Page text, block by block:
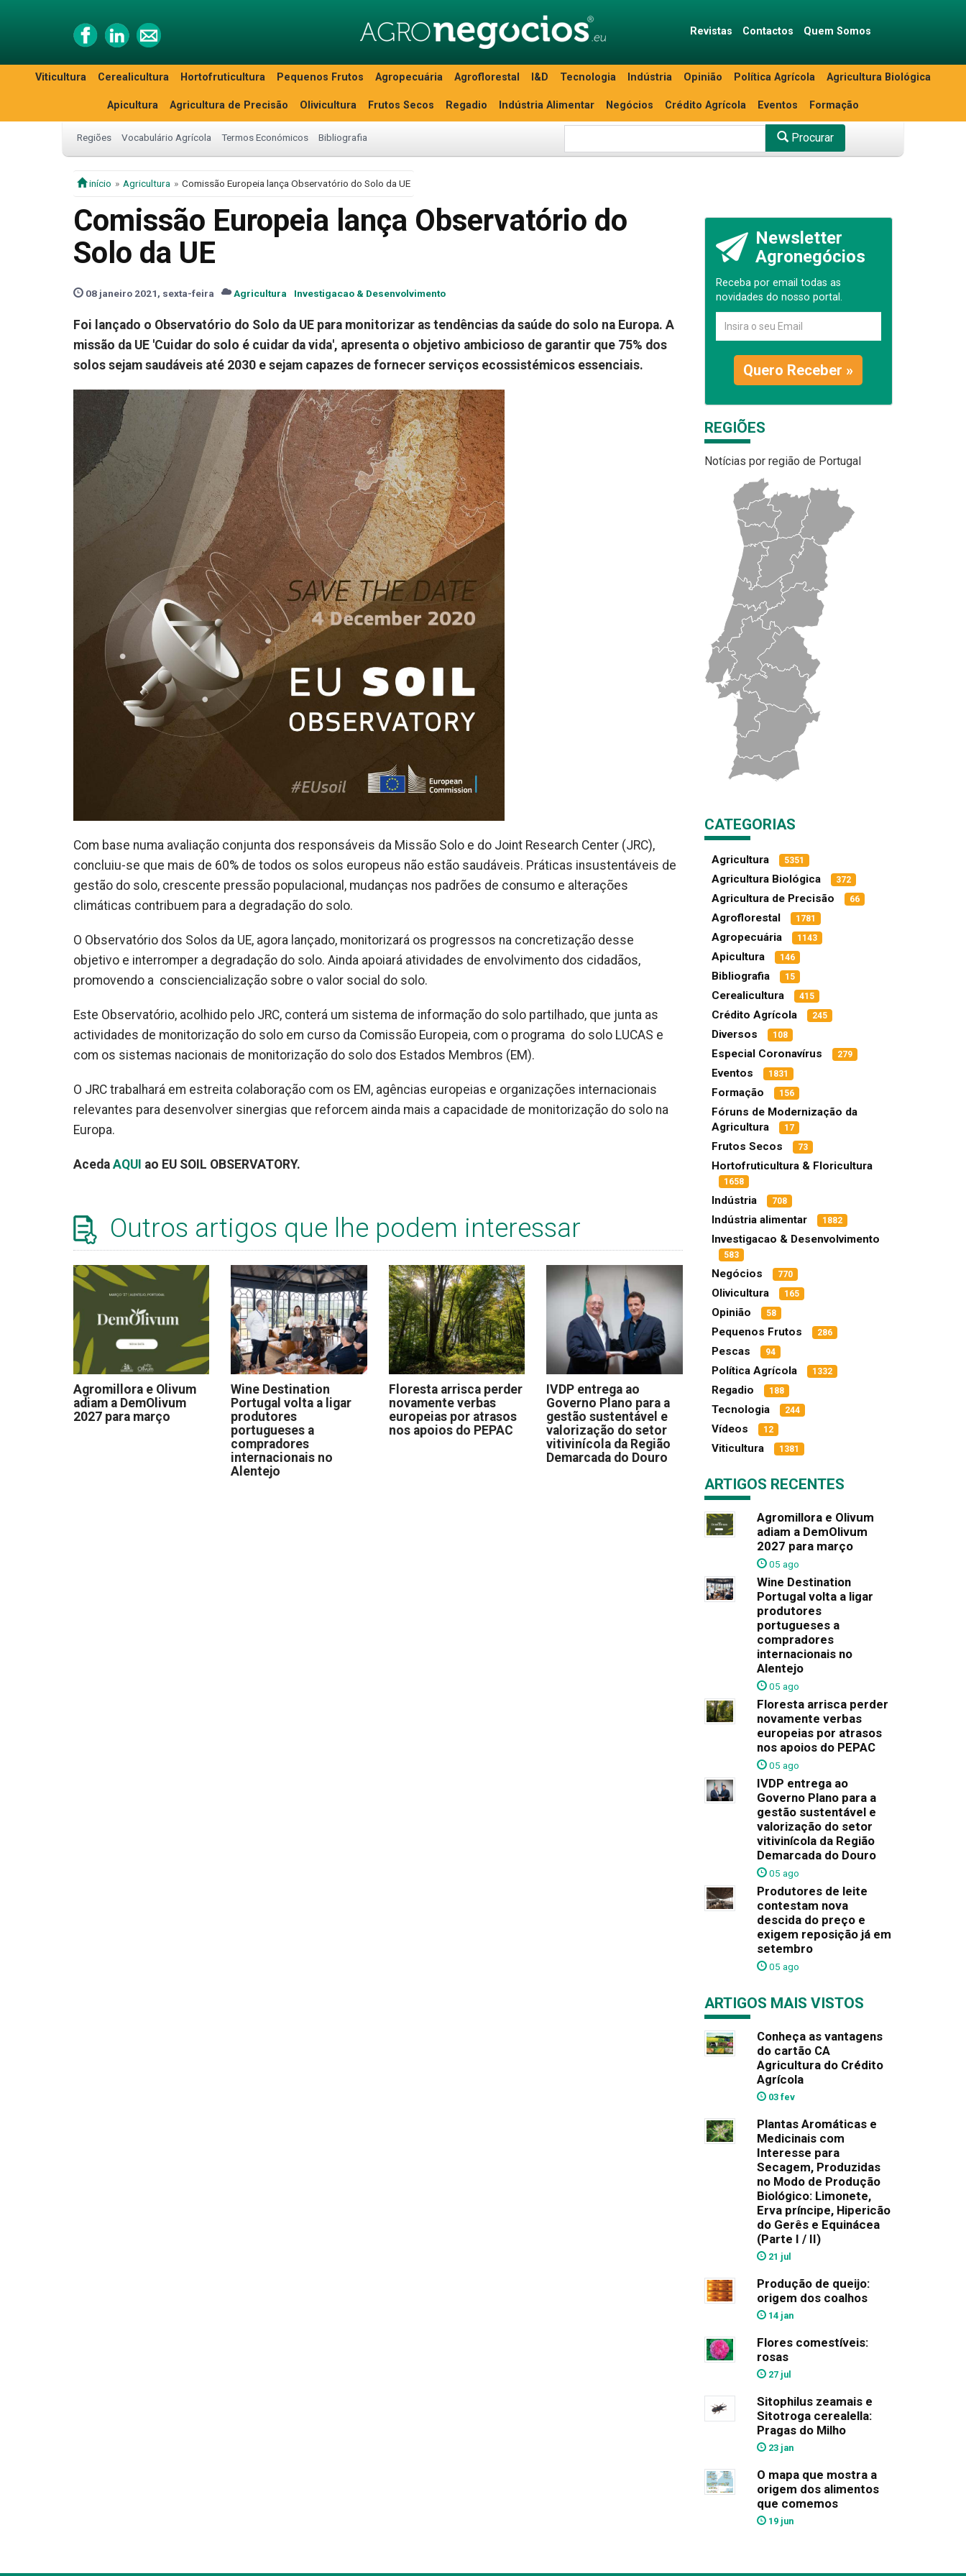
Revistas Contactos Quem Somos
Viticultura Cerealicultura Hortofruticultura Pequenos Frutos Agropecuária Agroflorestal I&D Tecnologia Indústria Opinião Política Agrícola Agricultura Biológica
Apicultura Agricultura de Precisão Olivicultura Frutos Secos Regadio Indústria Alimentar Negócios Crédito Agrícola Eventos Formação
Regiões Vocabulário Agrícola Termos Económicos Bibliografia Procurar
início Agricultura Comissão Europeia lança Observatório do Solo da UE
Comissão Europeia lança Observatório do
Solo da UE
08 janeiro 2021, sexta-feira Agricultura Investigacao & Desenvolvimento
Foi lançado o Observatório do Solo da UE para monitorizar as tendências da saúde do solo na Europa. A
missão da UE 'Cuidar do solo é cuidar da vida', apresenta o objetivo ambicioso de garantir que 75% dos
solos sejam saudáveis até 2030 e sejam capazes de fornecer serviços ecossistémicos essenciais.
Com base numa avaliação conjunta dos responsáveis da Missão Solo e do Joint Research Center (JRC),
concluiu-se que mais de 60% de todos os solos europeus não estão saudáveis. Práticas insustentáveis de
gestão do solo, crescente pressão populacional, mudanças nos padrões de consumo e alterações
climáticas contribuem para a degradação do solo.
O Observatório dos Solos da UE, agora lançado, monitorizará os progressos na concretização desse
objetivo e interromper a degradação do solo. Ainda apoiará atividades de envolvimento dos cidadãos,
promovendo a consciencialização sobre o valor social do solo.
Este Observatório, acolhido pelo JRC, conterá um sistema de informação do solo partilhado, que junta as
actividades de monitorização do solo em curso da Comissão Europeia, com o programa do solo LUCAS e
com os sistemas nacionais de monitorização do solo dos Estados Membros (EM).
O JRC trabalhará em estreita colaboração com os EM, agências europeias e organizações internacionais
relevantes para desenvolver sinergias que reforcem ainda mais a capacidade de monitorização do solo na
Europa.
Aceda AQUI ao EU SOIL OBSERVATORY.
Outros artigos que lhe podem interessar
Agromillora e Olivum
adiam a DemOlivum
2027 para março
Wine Destination
Portugal volta a ligar
produtores
portugueses a
compradores
internacionais no
Alentejo
Floresta arrisca perder
novamente verbas
europeias por atrasos
nos apoios do PEPAC
IVDP entrega ao
Governo Plano para a
gestão sustentável e
valorização do setor
vitivinícola da Região
Demarcada do Douro
Newsletter
Agronegócios
Receba por email todas as
novidades do nosso portal.
Quero Receber »
REGIÕES
Notícias por região de Portugal
CATEGORIAS
Agricultura 5351
Agricultura Biológica 372
Agricultura de Precisão 66
Agroflorestal 1781
Agropecuária 1143
Apicultura 146
Bibliografia 15
Cerealicultura 415
Crédito Agrícola 245
Diversos 108
Especial Coronavírus 279
Eventos 1831
Formação 156
Fóruns de Modernização da
Agricultura
17
Frutos Secos 73
Hortofruticultura & Floricultura
1658
Indústria 708
Indústria alimentar 1882
Investigacao & Desenvolvimento
583
Negócios 770
Olivicultura 165
Opinião 58
Pequenos Frutos 286
Pescas 94
Política Agrícola 1332
Regadio 188
Tecnologia 244
Vídeos 12
Viticultura 1381
ARTIGOS RECENTES
Agromillora e Olivum
adiam a DemOlivum
2027 para março
05 ago
Wine Destination
Portugal volta a ligar
produtores
portugueses a
compradores
internacionais no
Alentejo
05 ago
Floresta arrisca perder
novamente verbas
europeias por atrasos
nos apoios do PEPAC
05 ago
IVDP entrega ao
Governo Plano para a
gestão sustentável e
valorização do setor
vitivinícola da Região
Demarcada do Douro
05 ago
Produtores de leite
contestam nova
descida do preço e
exigem reposição já em
setembro
05 ago
ARTIGOS MAIS VISTOS
Conheça as vantagens
do cartão CA
Agricultura do Crédito
Agrícola
03 fev
Plantas Aromáticas e
Medicinais com
Interesse para
Secagem, Produzidas
no Modo de Produção
Biológico: Limonete,
Erva príncipe, Hipericão
do Gerês e Equinácea
(Parte I / II)
21 jul
Produção de queijo:
origem dos coalhos
14 jan
Flores comestíveis:
rosas
27 jul
Sitophilus zeamais e
Sitotroga cerealella:
Pragas do Milho
23 jan
O mapa que mostra a
origem dos alimentos
que comemos
19 jun